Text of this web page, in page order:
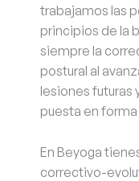
trabajamos las
principios de la
siempre la
postural al
lesiones futuras
puesta en
En Beyoga
correctivo-